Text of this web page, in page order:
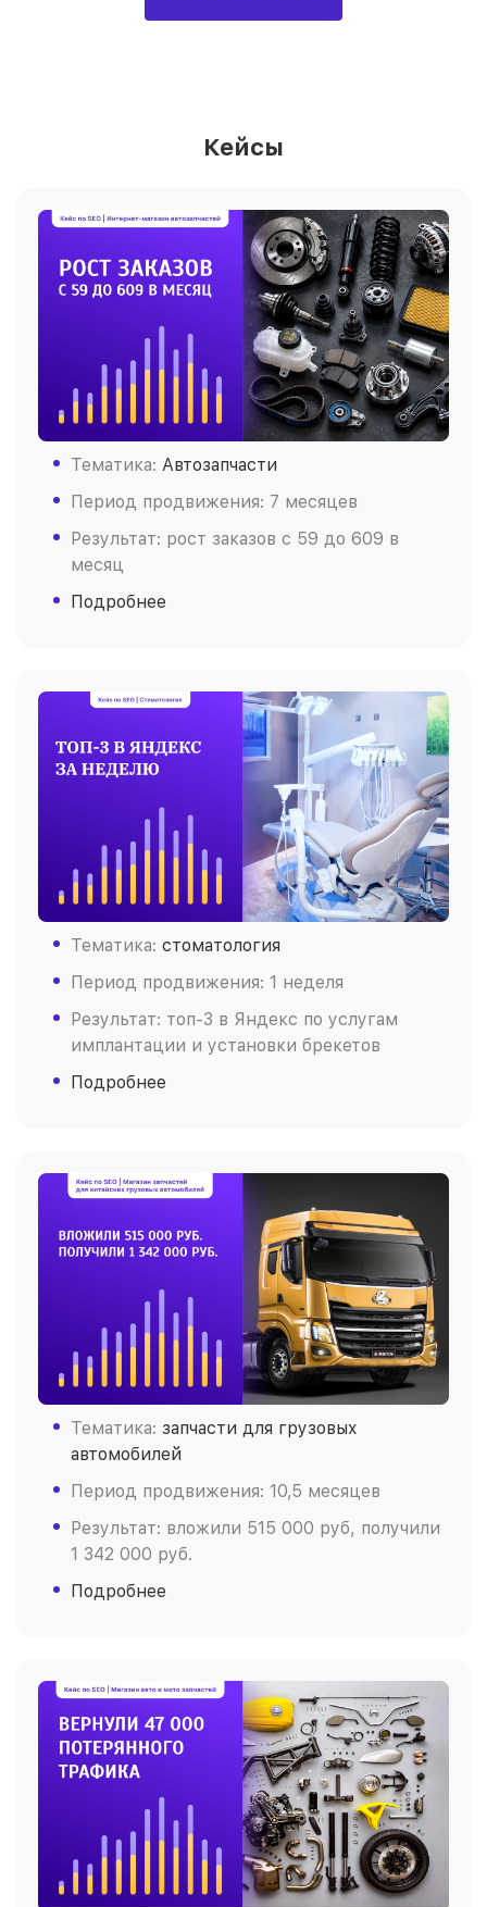
Кейсы
Тематика: Автозапчасти
Период продвижения: 7 месяцев
Результат: рост заказов c 59 до 609 в
месяц
Подробнее
Тематика: стоматология
Период продвижения: 1 неделя
Результат: топ-3 в Яндекс по услугам
имплантации и установки брекетов
Подробнее
Тематика: запчасти для грузовых
автомобилей
Период продвижения: 10,5 месяцев
Результат: вложили 515 000 руб, получили
1 342 000 руб.
Подробнее